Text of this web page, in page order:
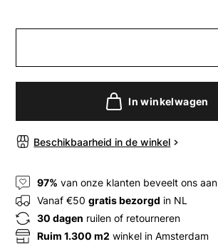
In winkelwagen
Beschikbaarheid in de winkel
97% van onze klanten beveelt ons aan
Vanaf €50gratis bezorgd in NL
30 dagen ruilen of retourneren
Ruim 1.300 m2 winkel in Amsterdam